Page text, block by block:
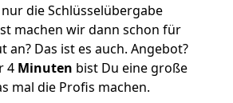
die Schlüsselübergabe
machen wir dann schon für
an? Das ist es auch. Angebot?
4 Minuten bist Du eine große
mal die Profis machen.